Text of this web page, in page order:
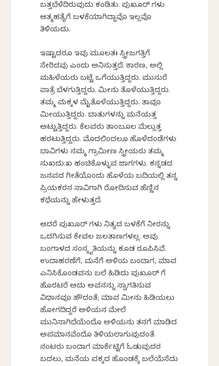
ಬತ್ತಬೆಳೆದಿರುವುದು ಕಂಡಿತು. ಪುಖೂರ್ ಗಳು
ಆತ್ಮಹತ್ಯೆಗೆ ಬಳಕೆಯಾಗಿದ್ದಾವೊ ಇಲ್ಲವೊ
ತಿಳಿಯದು.
ಇಷ್ಟಾದರೂ ಇವು ಮೂಲತಃ ಸ್ತ್ರೀಜಗತ್ತಿಗೆ
ಸೇರಿದವು ಎಂದು ಅನಿಸುತ್ತದೆ. ಕಾರಣ, ಅಲ್ಲಿ
ಮಹಿಳೆಯರು ಬಟ್ಟೆ ಒಗೆಯುತ್ತಿದ್ದರು. ಮುಸುರೆ
ಪಾತ್ರೆ ಬೆಳಗುತ್ತಿದ್ದರು. ಮೀನು ತೊಳೆಯುತ್ತಿದ್ದರು.
ತಮ್ಮ ಮಕ್ಕಳ ಮೈತೊಳೆಯುತ್ತಿದ್ದರು. ತಾವೂ
ಮೀಯುತ್ತಿದ್ದರು. ಬಾತುಗಳನ್ನು ಮನೆಯತ್ತ
ಅಟ್ಟುತ್ತಿದ್ದರು. ಕೆಲವರು ತಾಂಬೂಲ ಮೆಲ್ಲುತ್ತ
ಹರಟುತ್ತಿದ್ದರು. ಮೊದಲಿಂದಲೂ ಹೊಳೆದಂಡೆಗಳು
ಬಾವಿಗಳು ನಮ್ಮ ಗ್ರಾಮೀಣ ಸ್ತ್ರೀಯರು ತಮ್ಮ
ಸುಖದು:ಖ ಹಂಚಿಕೊಳ್ಳುವ ಜಾಗಗಳು. ಕನ್ನಡದ
ಜನಪದ ಗೀತೆಯೊಂದು ಹೊಳೆಯ ಬದಿಯಲ್ಲಿ ತನ್ನ
ಪ್ರಿಯಕರನ ಸಾವಿಗಾಗಿ ರೋದಿಸುವ ಹೆಣ್ಣಿನ
ಕಥೆಯನ್ನು ಹೇಳುತ್ತದೆ.
ಆದರೆ ಪುಖೂರ್ ಗಳು ನಿತ್ಯದ ಬಳಕೆಗೆ ನೀರನ್ನು
ಒದಗಿಸುವ ಕೇವಲ ಜಲತಾಣಗಳಲ್ಲ. ಅವು
ಬಂಗಾಳದ ಸಂಸ್ಕೃತಿಯನ್ನು ಕೂಡ ರೂಪಿಸಿವೆ.
ಉದಾಹರಣೆಗೆ, ಮನೆಗೆ ಅಳಿಯ ಬಂದಾಗ, ಮಾವ
ಎನಿಸಿಕೊಂಡವನು ಬಲೆ ಹಿಡಿದು ಪುಖೂರ್ ಗೆ
ಹೊರಟರೆ ಅದು ಅವನನ್ನು ಸ್ವಾಗತಿಸುವ
ವಿಧಾನವೂ ಹೌದಂತೆ; ಮಾವ ಮೀನು ಹಿಡಿಯಲು
ಹೋಗದಿದ್ದರೆ ಅಳಿಯನ ಮೇಲೆ
ಮುನಿಸಾಗಿದೆಯೆಂದೊ ಅಳಿಯನು ತನಗೆ ಮಾಡಿದ
ಅಪಮಾನವೆಂದೊ ತಿಳಿಯಲಾಗುವುದಂತೆ.
ನಂಟರು ಬಂದಾಗ ಮಾರ್ಕೆಟ್ಟಿಗೆ ಓಡುವುದರ
ಬದಲು, ಮನೆಯ ಪಕ್ಕದ ಹೊಂಡಕ್ಕೆ ಬಲೆಯೆಸೆದು